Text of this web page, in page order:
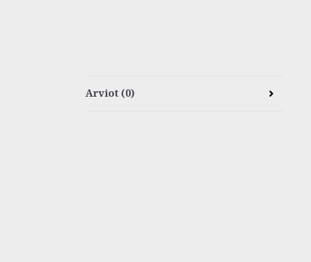
Arviot (0)